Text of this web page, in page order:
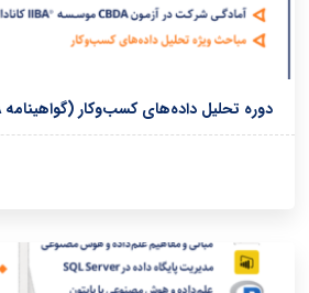
دوره تحلیل داده‌های کسب‌وکار (گواهینامه IIBA®-CBDA)